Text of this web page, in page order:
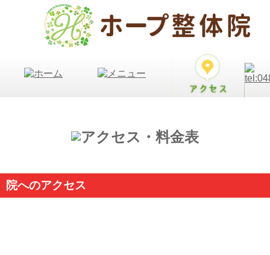
院へのアクセス